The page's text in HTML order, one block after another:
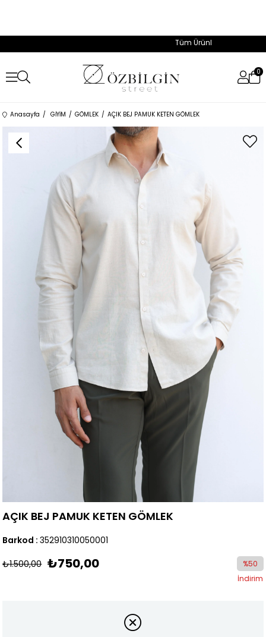
Tüm Ürünlerde Geçerli
0
Anasayfa GİYİM GÖMLEK AÇIK BEJ PAMUK KETEN GÖMLEK
AÇIK BEJ PAMUK KETEN GÖMLEK
Barkod : 352910310050001
₺1.500,00 ₺750,00 %50
İndirim